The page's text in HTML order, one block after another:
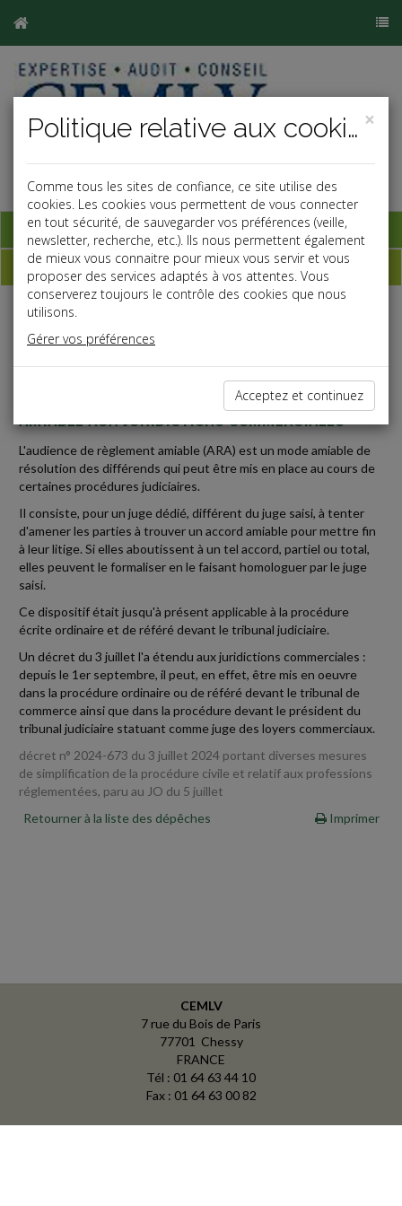
Base documentaire
Dépêches
Vie des affaires
EXTENSION DE L'AUDIENCE DE RÈGLEMENT
AMIABLE AUX JURIDICTIONS COMMERCIALES
L'audience de règlement amiable (ARA) est un mode amiable de
résolution des différends qui peut être mis en place au cours de
certaines procédures judiciaires.
Il consiste, pour un juge dédié, différent du juge saisi, à tenter
d'amener les parties à trouver un accord amiable pour mettre fin
à leur litige. Si elles aboutissent à un tel accord, partiel ou total,
elles peuvent le formaliser en le faisant homologuer par le juge
saisi.
Ce dispositif était jusqu'à présent applicable à la procédure
écrite ordinaire et de référé devant le tribunal judiciaire.
Un décret du 3 juillet l'a étendu aux juridictions commerciales :
depuis le 1er septembre, il peut, en effet, être mis en oeuvre
dans la procédure ordinaire ou de référé devant le tribunal de
commerce ainsi que dans la procédure devant le président du
tribunal judiciaire statuant comme juge des loyers commerciaux.
décret n° 2024-673 du 3 juillet 2024 portant diverses mesures
de simplification de la procédure civile et relatif aux professions
réglementées, paru au JO du 5 juillet
Retourner à la liste des dépêches
Imprimer
CEMLV
7 rue du Bois de Paris
77701 Chessy
FRANCE
Tél : 01 64 63 44 10
Fax : 01 64 63 00 82
×
Politique relative aux cookies
Comme tous les sites de confiance, ce site utilise des
cookies. Les cookies vous permettent de vous connecter
en tout sécurité, de sauvegarder vos préférences (veille,
newsletter, recherche, etc.). Ils nous permettent également
de mieux vous connaitre pour mieux vous servir et vous
proposer des services adaptés à vos attentes. Vous
conserverez toujours le contrôle des cookies que nous
utilisons.
Gérer vos préférences
Acceptez et continuez